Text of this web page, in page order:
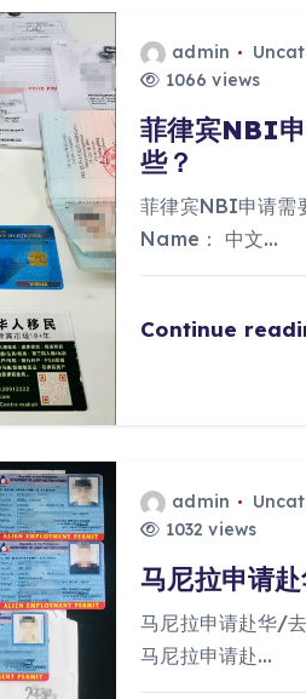
admin
1066 views
菲律宾NBI
些？
菲律宾NBI申请需
Name： 中文…
Continue
admin
1032 views
马尼拉申请
马尼拉申请赴华/
马尼拉申请赴…